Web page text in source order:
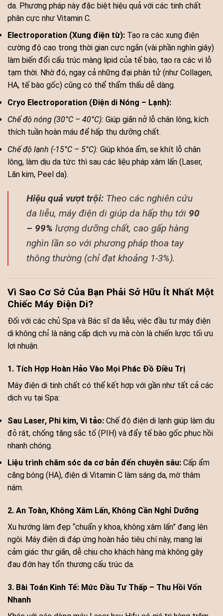
da. Phương pháp này đặc biệt hiệu quả với các tinh chất
phân cực như Vitamin C.
Electroporation (Xung điện từ): Tạo ra các xung điện
cường độ cao trong thời gian cực ngắn (vài phần nghìn giây)
làm biến đổi cấu trúc màng lipid của tế bào, tạo ra các vi lỗ
tạm thời. Nhờ đó, ngay cả những đại phân tử (như Collagen,
HA, tế bào gốc) cũng có thể thẩm thấu dễ dàng.
Cryo Electroporation (Điện di Nóng – Lạnh):
Chế độ nóng (30°C – 40°C): Giúp giãn nở lỗ chân lông, kích
thích tuần hoàn máu để hấp thụ dưỡng chất.
Chế độ lạnh (-15°C – 5°C): Giúp khóa ẩm, se khít lỗ chân
lông, làm dịu da tức thì sau các liệu pháp xâm lấn (Laser,
Lăn kim, Peel da).
Hiệu quả vượt trội: Theo các nghiên cứu
da liễu, máy điện di giúp da hấp thụ tới 90
– 99% lượng dưỡng chất, cao gấp hàng
nghìn lần so với phương pháp thoa tay
thông thường (chỉ đạt khoảng 1-3%).
Vì Sao Cơ Sở Của Bạn Phải Sở Hữu Ít Nhất Một
Chiếc Máy Điện Di?
Đối với các chủ Spa và Bác sĩ da liễu, việc đầu tư máy điện
di không chỉ là nâng cấp dịch vụ mà còn là chiến lược tối ưu
lợi nhuận.
1. Tích Hợp Hoàn Hảo Vào Mọi Phác Đồ Điều Trị
Máy điện di tinh chất có thể kết hợp với gần như tất cả các
dịch vụ tại Spa:
Sau Laser, Phi kim, Vi tảo: Chế độ điện di lạnh giúp làm dịu
đỏ rát, chống tăng sắc tố (PIH) và đẩy tế bào gốc phục hồi
nhanh chóng.
Liệu trình chăm sóc da cơ bản đến chuyên sâu: Cấp ẩm
căng bóng (HA), điện di Vitamin C làm sáng da, mờ thâm
nám.
2. An Toàn, Không Xâm Lấn, Không Cần Nghỉ Dưỡng
Xu hướng làm đẹp “chuẩn y khoa, không xâm lấn” đang lên
ngôi. Máy điện di đáp ứng hoàn hảo tiêu chí này, mang lại
cảm giác thư giãn, dễ chịu cho khách hàng mà không gây
đau đớn hay tổn thương cấu trúc da.
3. Bài Toán Kinh Tế: Mức Đầu Tư Thấp – Thu Hồi Vốn
Nhanh